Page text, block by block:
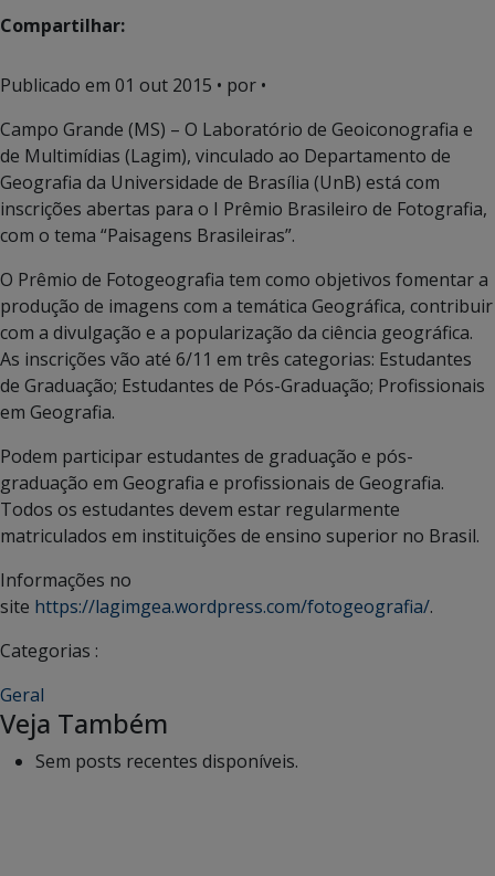
Compartilhar:
Publicado em 01 out 2015 • por •
Campo Grande (MS) – O Laboratório de Geoiconografia e
de Multimídias (Lagim), vinculado ao Departamento de
Geografia da Universidade de Brasília (UnB) está com
inscrições abertas para o I Prêmio Brasileiro de Fotografia,
com o tema “Paisagens Brasileiras”.
O Prêmio de Fotogeografia tem como objetivos fomentar a
produção de imagens com a temática Geográfica, contribuir
com a divulgação e a popularização da ciência geográfica.
As inscrições vão até 6/11 em três categorias: Estudantes
de Graduação; Estudantes de Pós-Graduação; Profissionais
em Geografia.
Podem participar estudantes de graduação e pós-
graduação em Geografia e profissionais de Geografia.
Todos os estudantes devem estar regularmente
matriculados em instituições de ensino superior no Brasil.
Informações no
site https://lagimgea.wordpress.com/fotogeografia/.
Categorias :
Geral
Veja Também
Sem posts recentes disponíveis.